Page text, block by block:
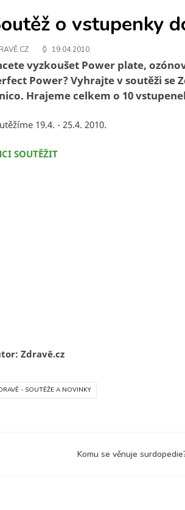
o vstupenky
19.04.2010
vyzkoušet Power plate,
Power? Vyhrajte v soutěži se
Hrajeme celkem o 10
19.4. - 25.4. 2010.
SOUTĚŽIT
Zdravě.cz
- SOUTĚŽE A NOVINKY
Komu se věnuje